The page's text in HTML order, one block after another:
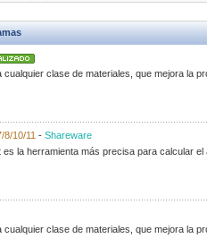
clase de materiales, que mejora la
8/10/11 - Shareware
la herramienta más precisa para calcular
clase de materiales, que mejora la